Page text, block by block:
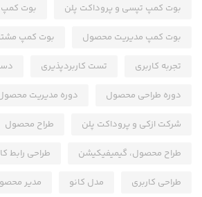
بوت کمپ تپسی و پروداکت پلن بوت
بوت کمپ مدیریت محصول بوت کمپ
تجربه کاربری تست کاربردپذیری
دوره طراحی محصول دوره مدیریت
شرکت ازکی و پروداکت پلن طراح محصول
طراح محصول، گیمیفیکیشن طراحی رابط
طراحی کاربری مدل کانو مدیر